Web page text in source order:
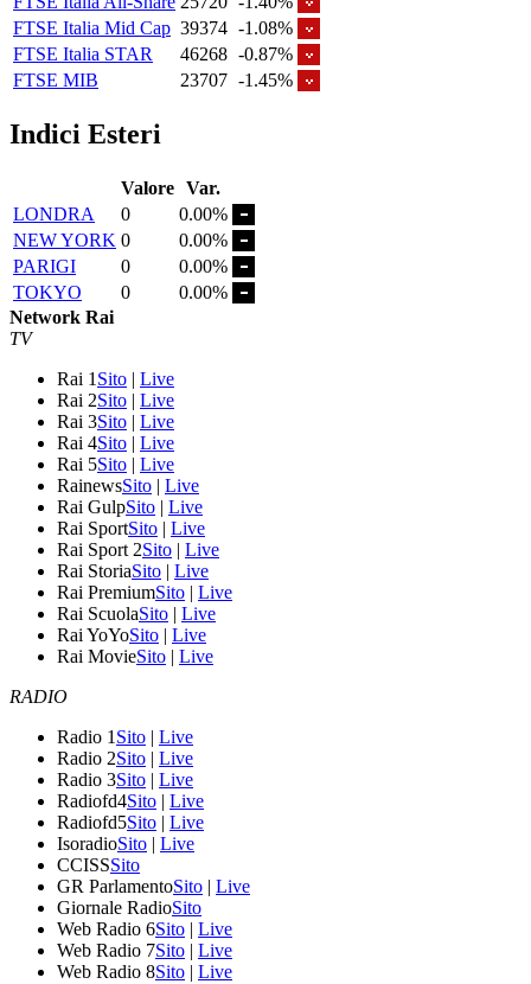
FTSE Italia Mid Cap 39374 -1.08%
FTSE Italia STAR
46268 -0.87%
FTSE MIB
23707 -1.45%
Indici Esteri
Valore Var.
LONDRA
0
0.00%
NEW YORK 0
0.00%
PARIGI
0
0.00%
TOKYO
0
0.00%
Network Rai
TV
Rai 1 Sito | Live
Rai 2Sito | Live
Rai 3Sito | Live
Rai 4Sito | Live
Rai 5Sito | Live
RainewsSito | Live
Rai GulpSito | Live
Rai SportSito | Live
Rai Sport 2Sito | Live
Rai StoriaSito | Live
Rai PremiumSito | Live
Rai ScuolaSito | Live
Rai YoYoSito | Live
Rai MovieSito | Live
RADIO
Radio 1 Sito | Live
Radio 2Sito | Live
Radio 3Sito | Live
Radiofd4Sito | Live
Radiofd5Sito | Live
IsoradioSito | Live
CCISSSito
GR ParlamentoSito | Live
Giornale RadioSito
Web Radio 6Sito | Live
Web Radio 7Sito | Live
Web Radio 8Sito | Live